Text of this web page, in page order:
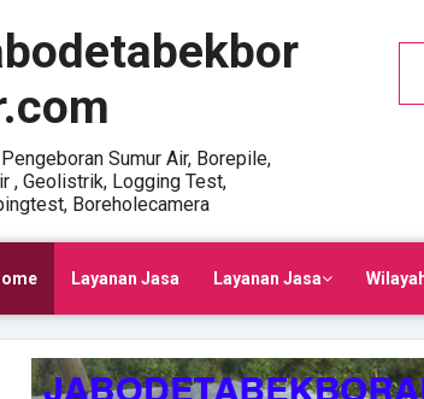
Sumur Air, Borepile,
, Geolistrik, Logging Test,
Boreholecamera
Layanan Jasa Layanan Jasa